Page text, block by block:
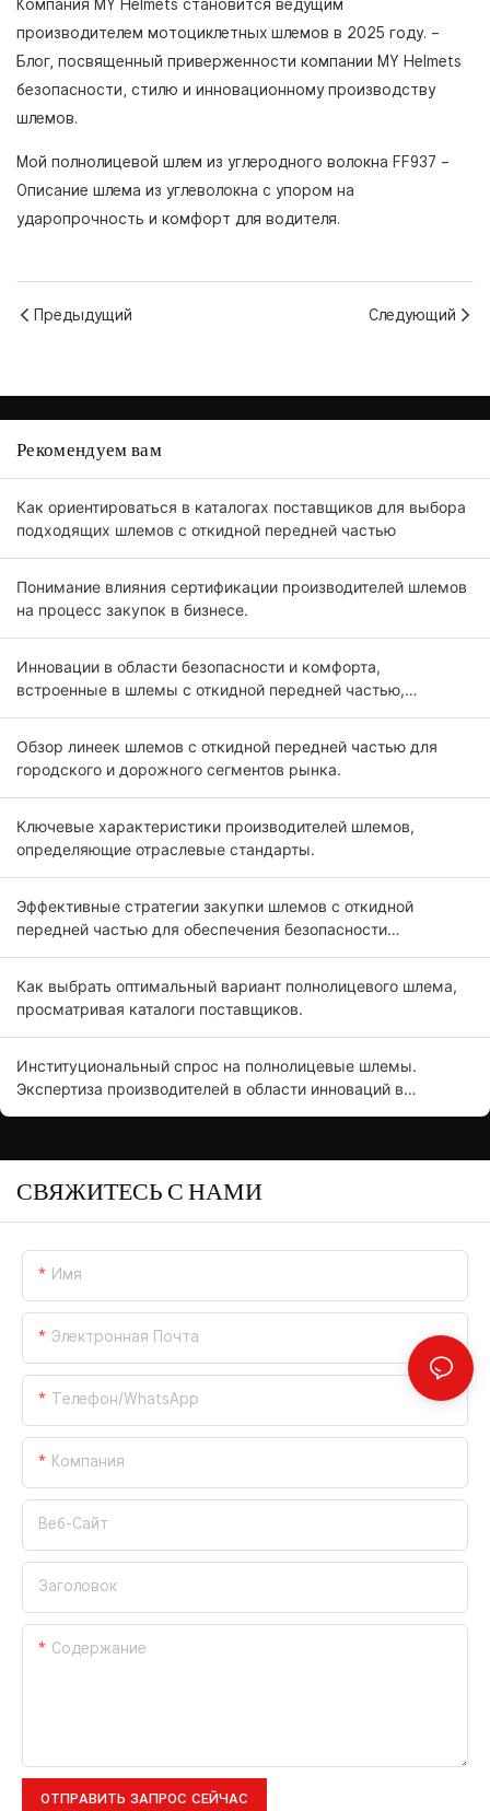
Компания MY Helmets становится ведущим
производителем мотоциклетных шлемов в 2025 году. –
Блог, посвященный приверженности компании MY Helmets
безопасности, стилю и инновационному производству
шлемов.
Мой полнолицевой шлем из углеродного волокна FF937 –
Описание шлема из углеволокна с упором на
ударопрочность и комфорт для водителя.
Предыдущий Следующий
Рекомендуем вам
Как ориентироваться в каталогах поставщиков для выбора
подходящих шлемов с откидной передней частью
Понимание влияния сертификации производителей шлемов
на процесс закупок в бизнесе.
Инновации в области безопасности и комфорта,
встроенные в шлемы с откидной передней частью,
Обзор линеек шлемов с откидной передней частью для
городского и дорожного сегментов рынка.
Ключевые характеристики производителей шлемов,
определяющие отраслевые стандарты.
Эффективные стратегии закупки шлемов с откидной
передней частью для обеспечения безопасности
Как выбрать оптимальный вариант полнолицевого шлема,
просматривая каталоги поставщиков.
Институциональный спрос на полнолицевые шлемы.
Экспертиза производителей в области инноваций в
СВЯЖИТЕСЬ С НАМИ
Имя
Электронная Почта
Телефон/WhatsApp
Компания
Веб-Сайт
Заголовок
Содержание
ОТПРАВИТЬ ЗАПРОС СЕЙЧАС